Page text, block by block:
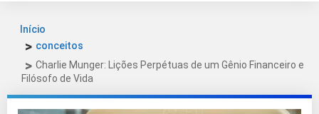
Início
conceitos
Charlie Munger: Lições Perpétuas de um Gênio Financeiro e
Filósofo de Vida